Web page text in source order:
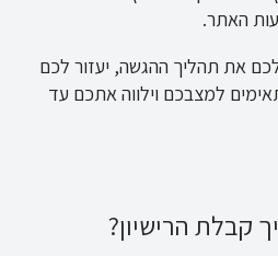
האתר.
את תהליך ההגשה, יעזור לכם
למצבכם וילווה אתכם עד
קבלת הרישיון?